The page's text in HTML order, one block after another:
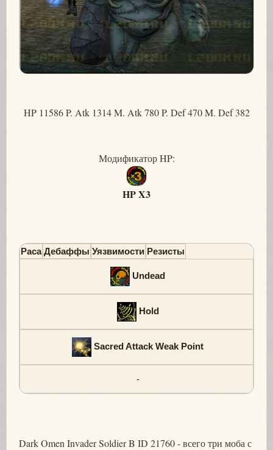
HP 11586 P. Atk 1314 M. Atk 780 P. Def 470 M. Def 382
Модификатор HP:
HP X3
Раса Дебаффы Уязвимости Резисты
Undead
Hold
Sacred Attack Weak Point
-
Dark Omen Invader Soldier B ID 21760 - всего три моба с